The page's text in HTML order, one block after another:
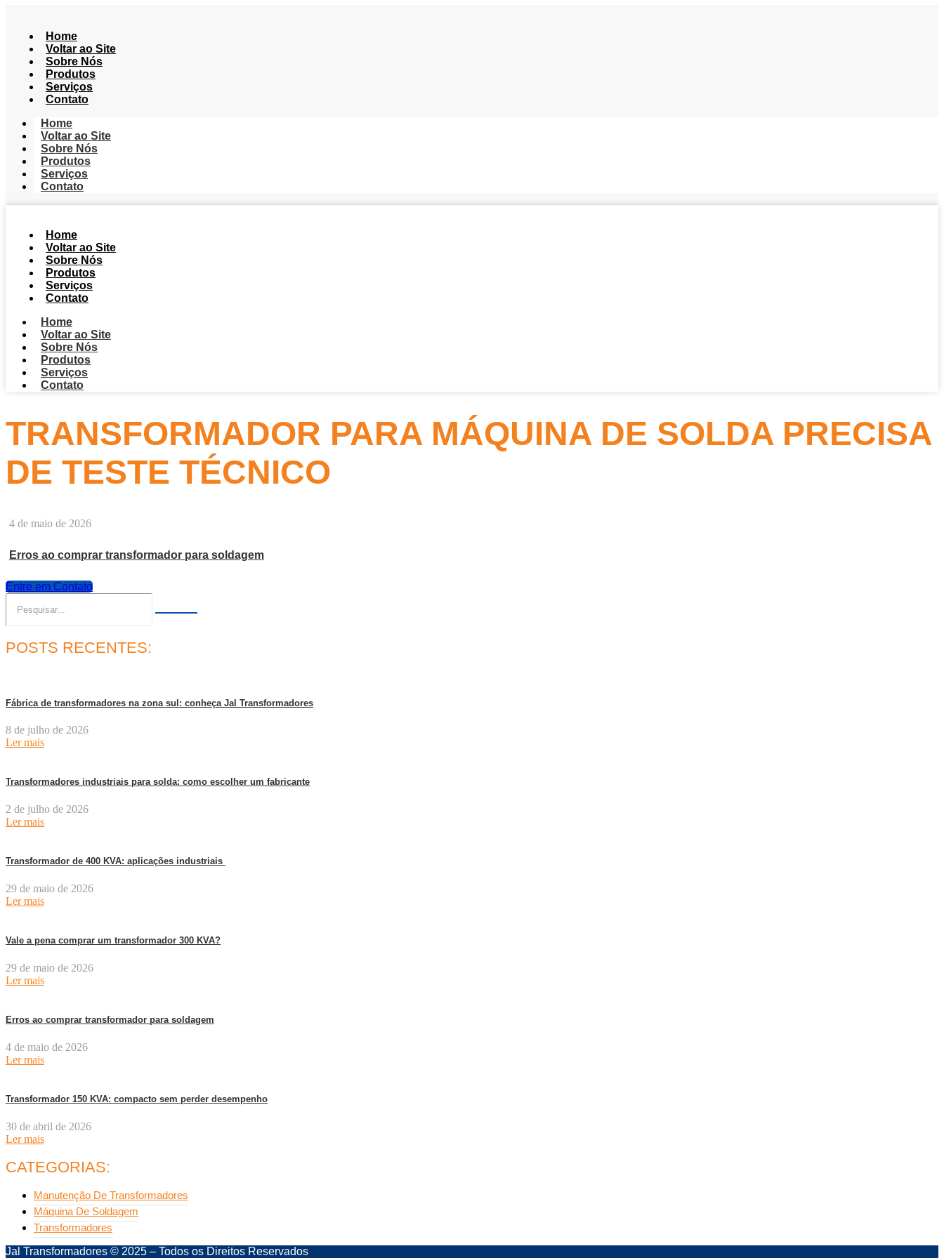
Home
Voltar ao Site
Sobre Nós
Produtos
Serviços
Contato
Home
Voltar ao Site
Sobre Nós
Produtos
Serviços
Contato
Home
Voltar ao Site
Sobre Nós
Produtos
Serviços
Contato
Home
Voltar ao Site
Sobre Nós
Produtos
Serviços
Contato
TRANSFORMADOR PARA MÁQUINA DE SOLDA PRECISA
DE TESTE TÉCNICO
4 de maio de 2026
Erros ao comprar transformador para soldagem
Entre em Contato
POSTS RECENTES:
Fábrica de transformadores na zona sul: conheça Jal Transformadores
8 de julho de 2026
Ler mais
Transformadores industriais para solda: como escolher um fabricante
2 de julho de 2026
Ler mais
Transformador de 400 KVA: aplicações industriais
29 de maio de 2026
Ler mais
Vale a pena comprar um transformador 300 KVA?
29 de maio de 2026
Ler mais
Erros ao comprar transformador para soldagem
4 de maio de 2026
Ler mais
Transformador 150 KVA: compacto sem perder desempenho
30 de abril de 2026
Ler mais
CATEGORIAS:
Manutenção De Transformadores
Máquina De Soldagem
Transformadores
Jal Transformadores © 2025 – Todos os Direitos Reservados